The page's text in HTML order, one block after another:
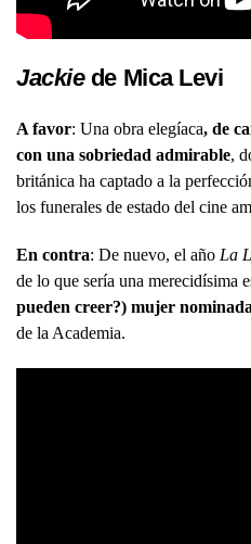
Jackiede Mica Levi
A favor: Una obra elegíaca, de
con una sobriedad admirable,
británica ha captado a la
los funerales de estado del cine
En contra: De nuevo, el año La
de lo que sería una merecidísima
pueden creer?) mujer nominada
de la Academia.